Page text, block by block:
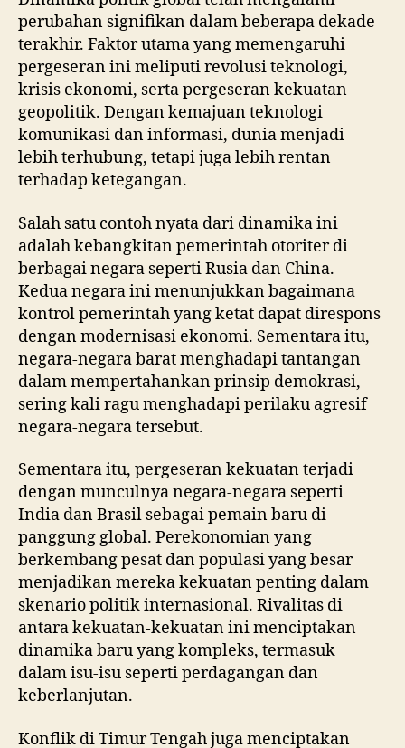
perubahan signifikan dalam beberapa dekade
terakhir. Faktor utama yang memengaruhi
pergeseran ini meliputi revolusi teknologi,
krisis ekonomi, serta pergeseran kekuatan
geopolitik. Dengan kemajuan teknologi
komunikasi dan informasi, dunia menjadi
lebih terhubung, tetapi juga lebih rentan
terhadap ketegangan.
Salah satu contoh nyata dari dinamika ini
adalah kebangkitan pemerintah otoriter di
berbagai negara seperti Rusia dan China.
Kedua negara ini menunjukkan bagaimana
kontrol pemerintah yang ketat dapat direspons
dengan modernisasi ekonomi. Sementara itu,
negara-negara barat menghadapi tantangan
dalam mempertahankan prinsip demokrasi,
sering kali ragu menghadapi perilaku agresif
negara-negara tersebut.
Sementara itu, pergeseran kekuatan terjadi
dengan munculnya negara-negara seperti
India dan Brasil sebagai pemain baru di
panggung global. Perekonomian yang
berkembang pesat dan populasi yang besar
menjadikan mereka kekuatan penting dalam
skenario politik internasional. Rivalitas di
antara kekuatan-kekuatan ini menciptakan
dinamika baru yang kompleks, termasuk
dalam isu-isu seperti perdagangan dan
keberlanjutan.
Konflik di Timur Tengah juga menciptakan